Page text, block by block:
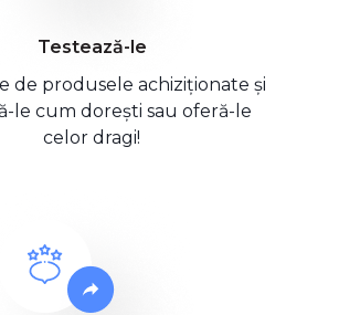
Testează-le
de produsele achiziționate și
le cum dorești sau oferă-le
celor dragi!